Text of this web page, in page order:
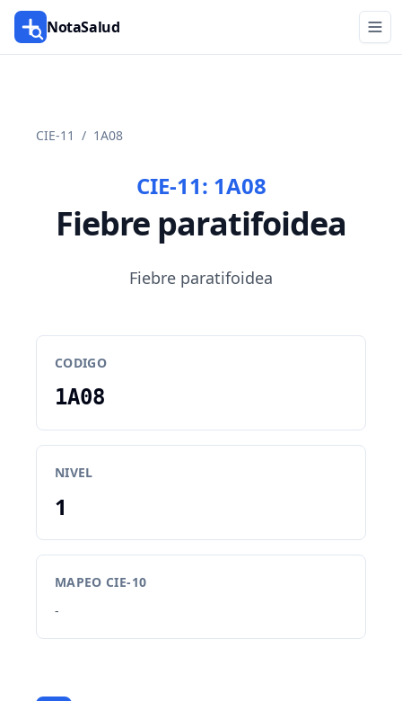
NotaSalud
CIE-11 / 1A08
CIE-11: 1A08
Fiebre paratifoidea
Fiebre paratifoidea
CODIGO
1A08
NIVEL
1
MAPEO CIE-10
-